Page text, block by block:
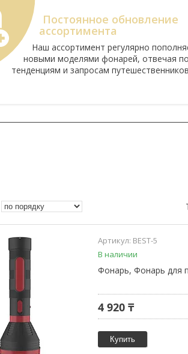
Постоянное обновление
ассортимента
Наш ассортимент регулярно
новыми моделями фонарей, отвечая
тенденциям и запросам
BEST-5
В наличии
Фонарь, Фонарь для
4 920 ₸
Купить